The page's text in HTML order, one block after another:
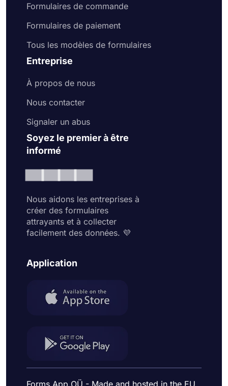
Formulaires de commande
Formulaires de paiement
Tous les modèles de formulaires
Entreprise
À propos de nous
Nous contacter
Signaler un abus
Soyez le premier à être
informé
Nous aidons les entreprises à
créer des formulaires
attrayants et à collecter
facilement des données. 💜
Application
Forms App OÜ - Made and hosted in the EU